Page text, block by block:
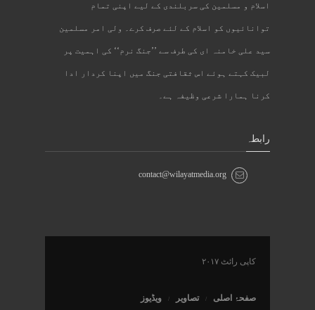
اسلام و مسلمین کی سربلندی کے لیے اپنی تمام
توانائیوں کو اسلام کے لئے صرف کرے۔ ولی امر مسلمین
سید علی خامنہ ای کی طرف سے ’’جنگ نرم‘‘ کی اہمیت پر
لبیک کہتے ہوئے اس ثقافتی جنگ میں اپنا کردار ادا
کرنا ہمارا شرعی وظیفہ ہے۔
رابطہ
contact@wilayatmedia.org
کاپی رائٹ ۲۰۱۷
صفحۂ اصلی تصاویر ویڈیوز